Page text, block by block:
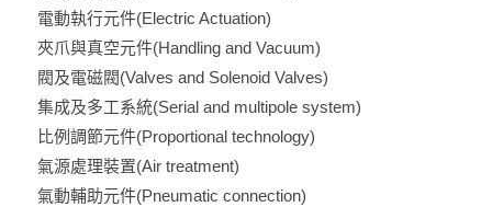
電動執行元件(Electric Actuation)
夾爪與真空元件(Handling and Vacuum)
閥及電磁閥(Valves and Solenoid Valves)
集成及多工系統(Serial and multipole system)
比例調節元件(Proportional technology)
氣源處理裝置(Air treatment)
氣動輔助元件(Pneumatic connection)